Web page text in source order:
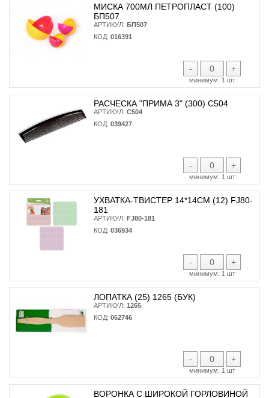
МИСКА 700МЛ ПЕТРОПЛАСТ (100)
БП507
АРТИКУЛ: БП507
КОД: 016391
- +
минимум: 1 шт
РАСЧЕСКА "ПРИМА 3" (300) С504
АРТИКУЛ: С504
КОД: 039427
- +
минимум: 1 шт
УХВАТКА-ТВИСТЕР 14*14СМ (12) FJ80-
181
АРТИКУЛ: FJ80-181
КОД: 036934
- +
минимум: 1 шт
ЛОПАТКА (25) 1265 (БУК)
АРТИКУЛ: 1265
КОД: 062746
- +
минимум: 1 шт
ВОРОНКА С ШИРОКОЙ ГОРЛОВИНОЙ